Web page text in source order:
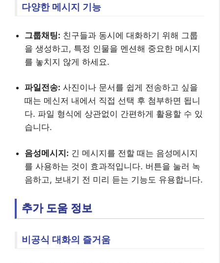
다양한 메시지 기능
그룹채팅: 친구들과 동시에 대화하기 위해 그룹
을 생성하고, 특정 인물을 멘션해 중요한 메시지
를 놓치지 않게 하세요.
파일전송: 사진이나 문서를 쉽게 전송하고 싶을
때는 메신저 내에서 직접 선택 후 첨부하면 됩니
다. 파일 형식에 상관없이 간편하게 활용할 수 있
습니다.
음성메시지: 긴 메시지를 전할 때는 음성메시지
를 사용하는 것이 효과적입니다. 버튼을 눌러 녹
음하고, 보내기 전 미리 듣는 기능도 유용합니다.
추가 도움 정보
비공식 대화의 즐거움